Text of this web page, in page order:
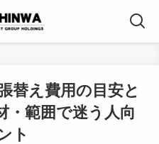
替え費用の目安と
・範囲で迷う人向
ト